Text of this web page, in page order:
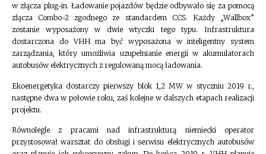
w złącza plug-in. Ładowanie pojazdów będzie odbywało się za pomocą
złącza Combo-2 zgodnego ze standardem CCS. Każdy „Wallbox”
zostanie wyposażony w dwie wtyczki tego typu. Infrastruktura
dostarczona do VHH ma być wyposażona w inteligentny system
zarządzania, który umożliwia uzupełnianie energii w akumulatorach
autobusów elektrycznych z regulowaną mocą ładowania.
Ekoenergetyka dostarczy pierwszy blok 1,2 MW w styczniu 2019 r.,
następne dwa w połowie roku, zaś kolejne w dalszych etapach realizacji
projektu.
Równolegle z pracami nad infrastrukturą niemiecki operator
przystosował warsztat do obsługi i serwisu elektrycznych autobusów